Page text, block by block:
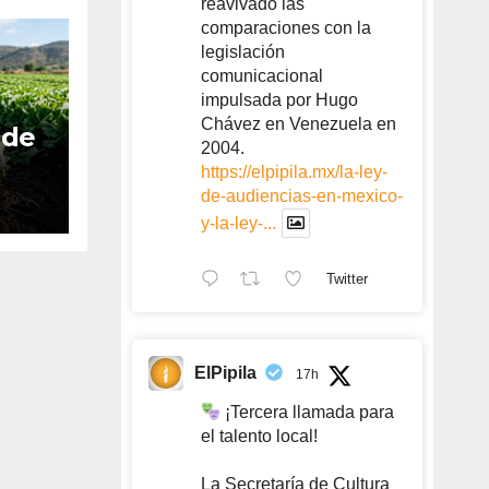
reavivado las
comparaciones con la
legislación
comunicacional
impulsada por Hugo
Chávez en Venezuela en
2004.
https://elpipila.mx/la-ley-
de-audiencias-en-mexico-
y-la-ley-...
Twitter
ElPipila 17h
¡Tercera llamada para
el talento local!
La Secretaría de Cultura